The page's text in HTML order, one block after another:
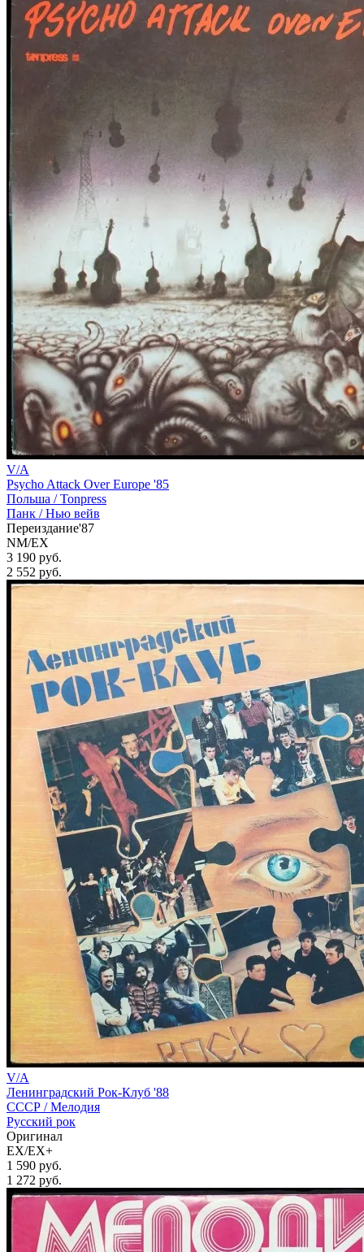
V/A
Psycho Attack Over Europe '85
Польша /Tonpress
Панк / Нью вейв
Переиздание'87
NM/EX
3 190 руб.
2 552 руб.
V/A
Ленинградский Рок-Клуб '88
СССР /Мелодия
Русский рок
Оригинал
EX/EX+
1 590 руб.
1 272 руб.